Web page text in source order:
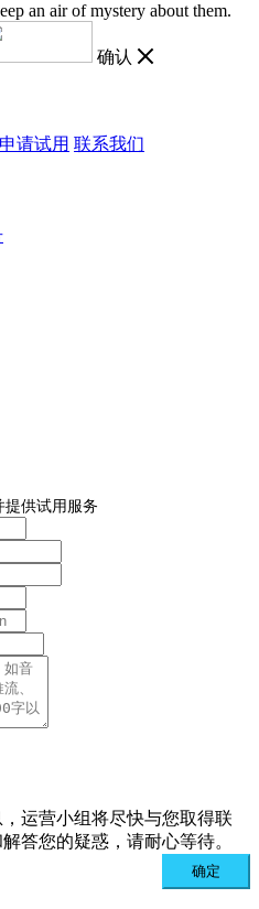
an air of mystery about them.
确认
申请试用 联系我们
提供试用服务
运营小组将尽快与您取得联
答您的疑惑，请耐心等待。
确定